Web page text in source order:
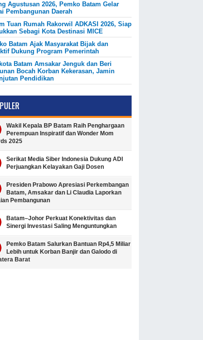
Agustusan 2026, Pemko Batam Gelar
Pembangunan Daerah
Tuan Rumah Rakorwil ADKASI 2026, Siap
Sebagi Kota Destinasi MICE
Batam Ajak Masyarakat Bijak dan
Dukung Program Pemerintah
Batam Amsakar Jenguk dan Beri
Bocah Korban Kekerasan, Jamin
Pendidikan
Wakil Kepala BP Batam Raih Penghargaan
Perempuan Inspiratif dan Wonder Mom
2025
Serikat Media Siber Indonesia Dukung ADI
Perjuangkan Kelayakan Gaji Dosen
Presiden Prabowo Apresiasi Perkembangan
Batam, Amsakar dan Li Claudia Laporkan
Pembangunan
Batam–Johor Perkuat Konektivitas dan
Sinergi Investasi Saling Menguntungkan
Pemko Batam Salurkan Bantuan Rp4,5 Miliar
Lebih untuk Korban Banjir dan Galodo di
Barat